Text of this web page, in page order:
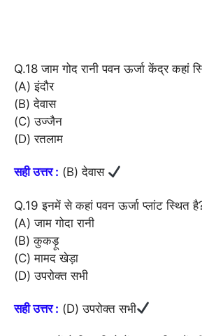
Q.18 जाम गोद रानी पवन ऊर्जा केंद्र कहां
(A) इंदौर
(B) देवास
(C) उज्जैन
(D) रतलाम
सही उत्तर : (B) देवास
Q.19 इनमें से कहां पवन ऊर्जा प्लांट स्थित
(A) जाम गोदा रानी
(B) कुकड़ू
(C) मामद खेड़ा
(D) उपरोक्त सभी
सही उत्तर : (D) उपरोक्त सभी